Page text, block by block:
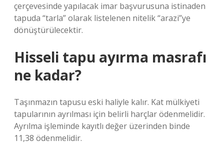
çerçevesinde yapılacak imar başvurusuna istinaden
tapuda “tarla” olarak listelenen nitelik “arazi”ye
dönüştürülecektir.
Hisseli tapu ayırma masrafı
ne kadar?
Taşınmazın tapusu eski haliyle kalır. Kat mülkiyeti
tapularının ayrılması için belirli harçlar ödenmelidir.
Ayrılma işleminde kayıtlı değer üzerinden binde
11,38 ödenmelidir.